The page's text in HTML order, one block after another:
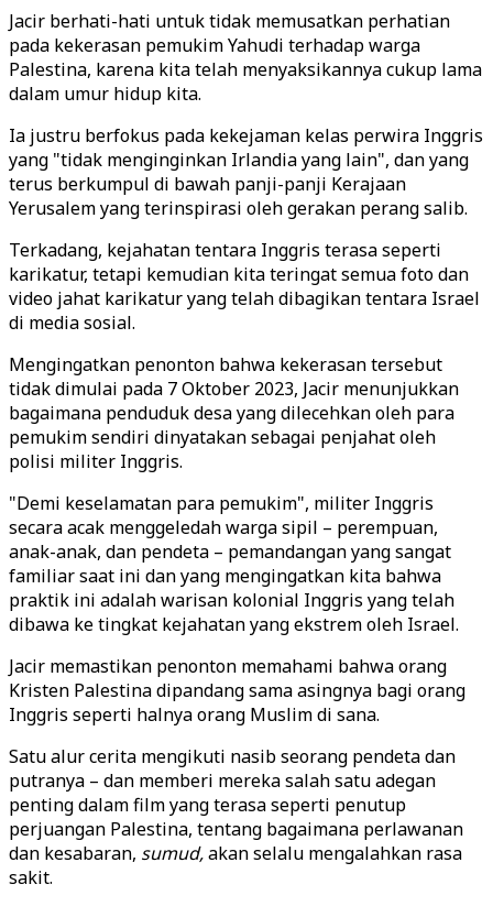
Jacir berhati-hati untuk tidak memusatkan perhatian
pada kekerasan pemukim Yahudi terhadap warga
Palestina, karena kita telah menyaksikannya cukup lama
dalam umur hidup kita.
Ia justru berfokus pada kekejaman kelas perwira Inggris
yang "tidak menginginkan Irlandia yang lain", dan yang
terus berkumpul di bawah panji-panji Kerajaan
Yerusalem yang terinspirasi oleh gerakan perang salib.
Terkadang, kejahatan tentara Inggris terasa seperti
karikatur, tetapi kemudian kita teringat semua foto dan
video jahat karikatur yang telah dibagikan tentara Israel
di media sosial.
Mengingatkan penonton bahwa kekerasan tersebut
tidak dimulai pada 7 Oktober 2023, Jacir menunjukkan
bagaimana penduduk desa yang dilecehkan oleh para
pemukim sendiri dinyatakan sebagai penjahat oleh
polisi militer Inggris.
"Demi keselamatan para pemukim", militer Inggris
secara acak menggeledah warga sipil – perempuan,
anak-anak, dan pendeta – pemandangan yang sangat
familiar saat ini dan yang mengingatkan kita bahwa
praktik ini adalah warisan kolonial Inggris yang telah
dibawa ke tingkat kejahatan yang ekstrem oleh Israel.
Jacir memastikan penonton memahami bahwa orang
Kristen Palestina dipandang sama asingnya bagi orang
Inggris seperti halnya orang Muslim di sana.
Satu alur cerita mengikuti nasib seorang pendeta dan
putranya – dan memberi mereka salah satu adegan
penting dalam film yang terasa seperti penutup
perjuangan Palestina, tentang bagaimana perlawanan
dan kesabaran, sumud,akan selalu mengalahkan rasa
sakit.